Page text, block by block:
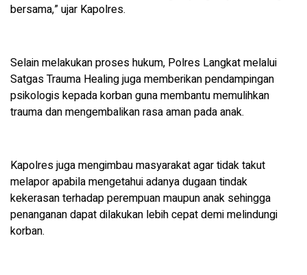
bersama,” ujar Kapolres.
Selain melakukan proses hukum, Polres Langkat melalui
Satgas Trauma Healing juga memberikan pendampingan
psikologis kepada korban guna membantu memulihkan
trauma dan mengembalikan rasa aman pada anak.
Kapolres juga mengimbau masyarakat agar tidak takut
melapor apabila mengetahui adanya dugaan tindak
kekerasan terhadap perempuan maupun anak sehingga
penanganan dapat dilakukan lebih cepat demi melindungi
korban.